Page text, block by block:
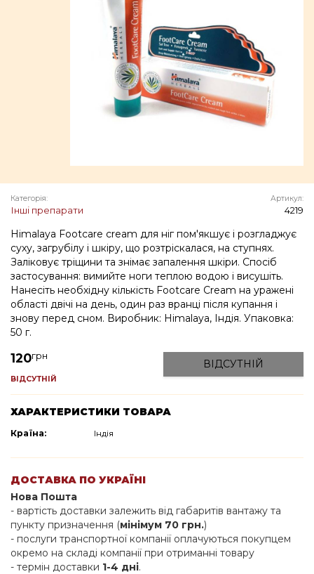
Категорія:
Інші препарати
Артикул:
4219
Himalaya Footcare cream для ніг пом'якшує і розгладжує
суху, загрубілу і шкіру, що розтріскалася, на ступнях.
Заліковує тріщини та знімає запалення шкіри. Спосіб
застосування: вимийте ноги теплою водою і висушіть.
Нанесіть необхідну кількість Footcare Cream на уражені
області двічі на день, один раз вранці після купання і
знову перед сном. Виробник: Himalaya, Індія. Упаковка:
50 г.
120грн
ВІДСУТНІЙ
ВІДСУТНІЙ
ХАРАКТЕРИСТИКИ ТОВАРА
Країна: Індія
ДОСТАВКА ПО УКРАЇНІ
Нова Пошта
- вартість доставки залежить від габаритів вантажу та
пункту призначення (мінімум 70 грн.)
- послуги транспортної компанії оплачуються покупцем
окремо на складі компанії при отриманні товару
- термін доставки 1-4 дні.